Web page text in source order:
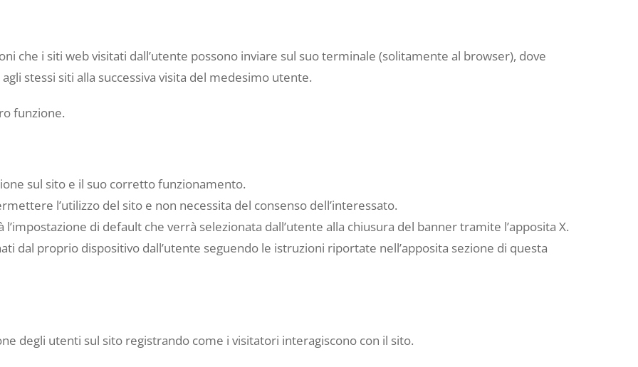
che i siti web visitati dall’utente possono inviare sul suo terminale (solitamente al browser), dove
stessi siti alla successiva visita del medesimo utente.
funzione.
sul sito e il suo corretto funzionamento.
l’utilizzo del sito e non necessita del consenso dell’interessato.
di default che verrà selezionata dall’utente alla chiusura del banner tramite l’apposita X.
dal proprio dispositivo dall’utente seguendo le istruzioni riportate nell’apposita sezione di questa
degli utenti sul sito registrando come i visitatori interagiscono con il sito.